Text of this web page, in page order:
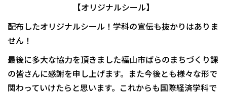
【オリジナルシール】
配布したオリジナルシール！学科の宣伝も抜かりはありま
せん！
最後に多大な協力を頂きました福山市ばらのまちづくり課
の皆さんに感謝を申し上げます。また今後とも様々な形で
関わっていけたらと思います。これからも国際経済学科で